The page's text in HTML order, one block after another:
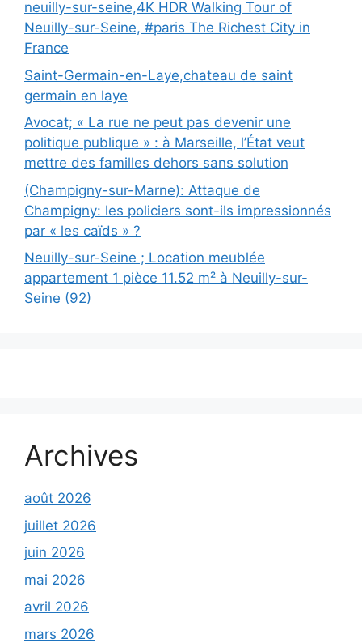
neuilly-sur-seine,4K HDR Walking Tour of
Neuilly-sur-Seine, #paris The Richest City in
France
Saint-Germain-en-Laye,chateau de saint
germain en laye
Avocat; « La rue ne peut pas devenir une
politique publique » : à Marseille, l’État veut
mettre des familles dehors sans solution
(Champigny-sur-Marne): Attaque de
Champigny: les policiers sont-ils impressionnés
par « les caïds » ?
Neuilly-sur-Seine ; Location meublée
appartement 1 pièce 11.52 m² à Neuilly-sur-
Seine (92)
Archives
août 2026
juillet 2026
juin 2026
mai 2026
avril 2026
mars 2026